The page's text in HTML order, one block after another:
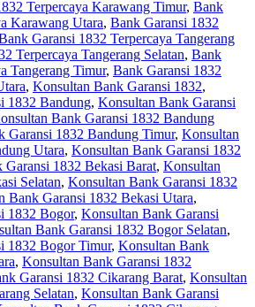
Terpercaya Karawang Timur, Bank
Karawang Utara, Bank Garansi 1832
Garansi 1832 Terpercaya Tangerang
Terpercaya Tangerang Selatan, Bank
Tangerang Timur, Bank Garansi 1832
, Konsultan Bank Garansi 1832,
1832 Bandung, Konsultan Bank Garansi
Bank Garansi 1832 Bandung
Garansi 1832 Bandung Timur, Konsultan
Utara, Konsultan Bank Garansi 1832
1832 Bekasi Barat, Konsultan
Selatan, Konsultan Bank Garansi 1832
Bank Garansi 1832 Bekasi Utara,
1832 Bogor, Konsultan Bank Garansi
Bank Garansi 1832 Bogor Selatan,
1832 Bogor Timur, Konsultan Bank
, Konsultan Bank Garansi 1832
Garansi 1832 Cikarang Barat, Konsultan
Selatan, Konsultan Bank Garansi